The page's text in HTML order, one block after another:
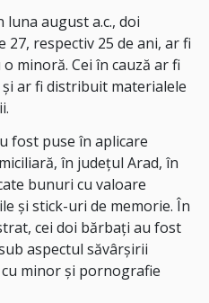
luna august a.c., doi
respectiv 25 de ani, ar fi
minoră. Cei în cauză ar fi
ar fi distribuit materialele
fost puse în aplicare
în județul Arad, în
bunuri cu valoare
și stick-uri de memorie. În
cei doi bărbați au fost
aspectul săvârșirii
minor și pornografie